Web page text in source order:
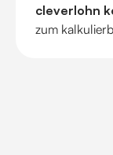
cleverlohn
zum